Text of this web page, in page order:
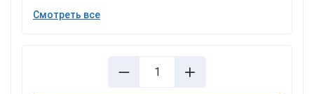
Смотреть все